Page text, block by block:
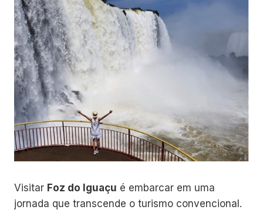
Visitar Foz do Iguaçu é embarcar em uma
jornada que transcende o turismo convencional.